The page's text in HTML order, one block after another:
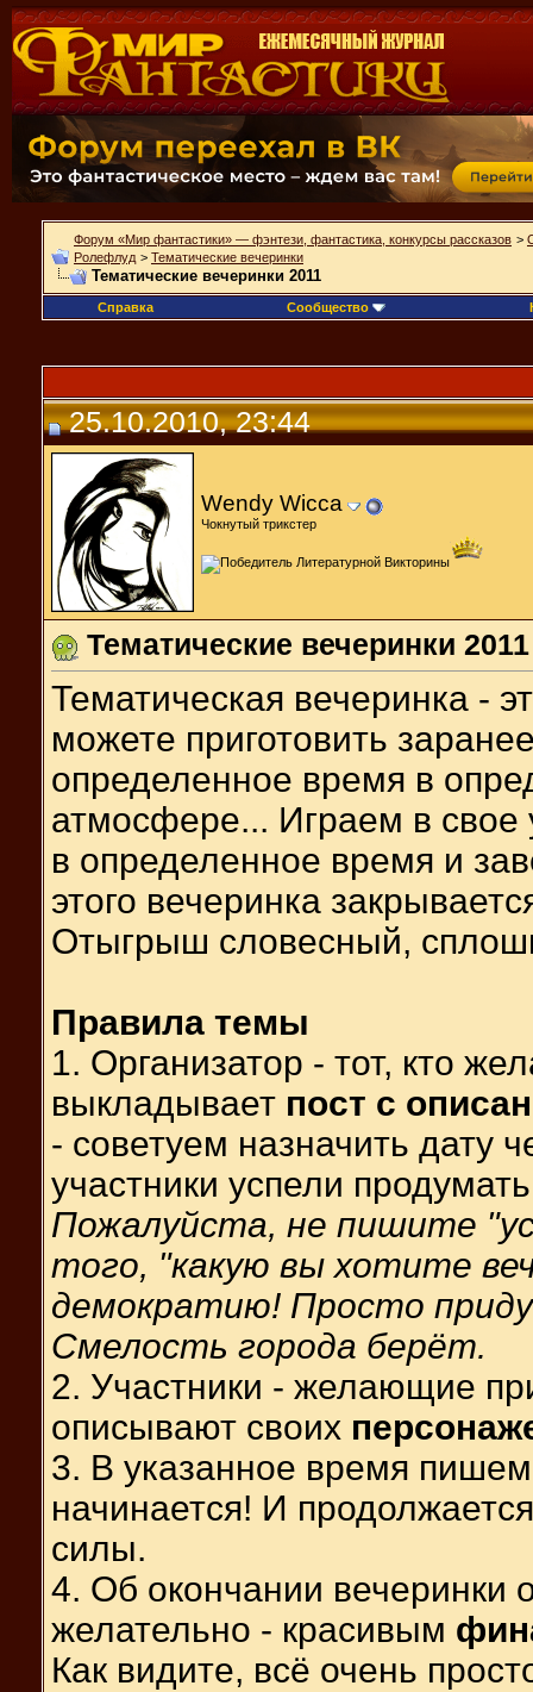
Форум «Мир фантастики» — фэнтези, фантастика, конкурсы рассказов >
Ролефлуд > Тематические вечеринки
Тематические вечеринки 2011
Справка Сообщество
25.10.2010, 23:44
Wendy Wicca
Чокнутый трикстер
Тематические вечеринки 2011
Тематическая вечеринка -
можете приготовить
определенное время в
атмосфере... Играем в свое
в определенное время и
этого вечеринка
Отыгрыш словесный,
Правила темы
1. Организатор - тот, кто
выкладывает пост с
- советуем назначить дату
участники успели
Пожалуйста, не пишите
того, "какую вы хотите
демократию! Просто
Смелость города берёт.
2. Участники - желающие
описывают своих
3. В указанное время
начинается! И
силы.
4. Об окончании вечеринки
желательно - красивым
Как видите, всё очень